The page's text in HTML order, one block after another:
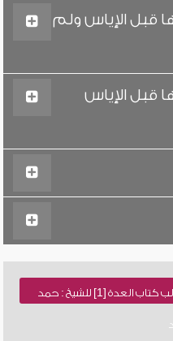
قبل الإياس ولم
قبل الإياس
نسخة نصية للطباعة , دليل الطالب كتاب العدة [1] للشيخ : حمد